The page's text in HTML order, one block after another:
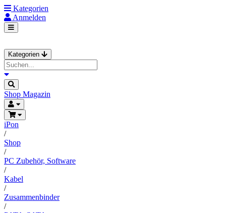
Kategorien
Anmelden
Kategorien
Shop Magazin
iPon
/
Shop
/
PC Zubehör, Software
/
Kabel
/
Zusammenbinder
/